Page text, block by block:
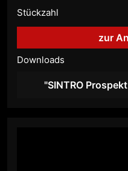
Stückzahl
zur
Downloads
"SINTRO